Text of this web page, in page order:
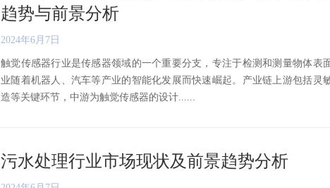
趋势与前景分析
2024年6月7日
触觉传感器行业是传感器领域的一个重要分支，专注于检测和测量物体表
业随着机器人、汽车等产业的智能化发展而快速崛起。产业链上游包括灵
造等关键环节，中游为触觉传感器的设计......
污水处理行业市场现状及前景趋势分析